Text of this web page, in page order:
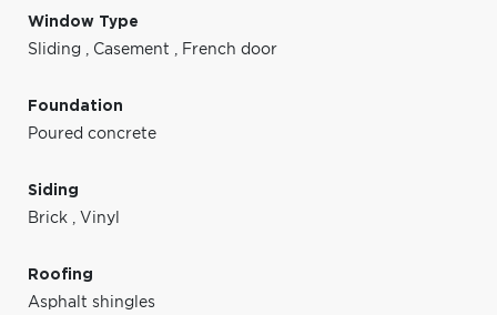
Window Type
Sliding , Casement , French door
Foundation
Poured concrete
Siding
Brick , Vinyl
Roofing
Asphalt shingles